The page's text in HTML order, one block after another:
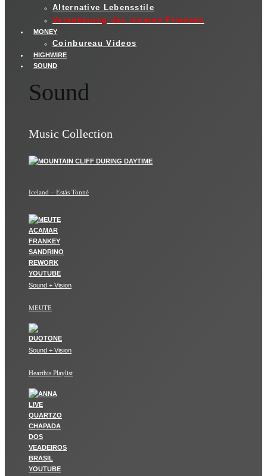
Alternative Lebensstile
Verankerung des inneren Friedens
MONEY
Coinbureau Videos
HIGHWIRE
SOUND
Sound
Music Collection
Iceland – Estás Tonné
Sound + Vision
MEUTE
Sound + Vision
Hearthis Playlist